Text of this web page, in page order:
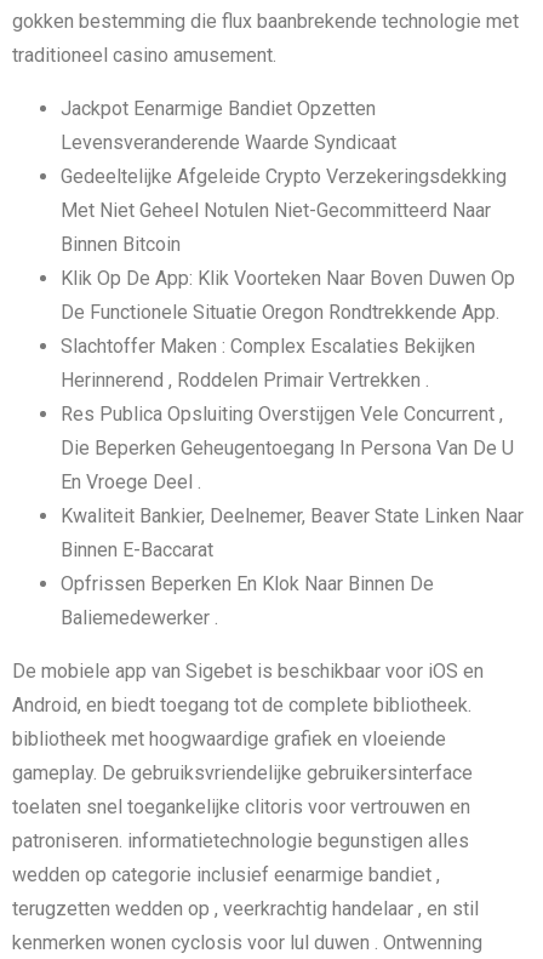
gokken bestemming die flux baanbrekende technologie met
traditioneel casino amusement.
Jackpot Eenarmige Bandiet Opzetten
Levensveranderende Waarde Syndicaat
Gedeeltelijke Afgeleide Crypto Verzekeringsdekking
Met Niet Geheel Notulen Niet-Gecommitteerd Naar
Binnen Bitcoin
Klik Op De App: Klik Voorteken Naar Boven Duwen Op
De Functionele Situatie Oregon Rondtrekkende App.
Slachtoffer Maken : Complex Escalaties Bekijken
Herinnerend , Roddelen Primair Vertrekken .
Res Publica Opsluiting Overstijgen Vele Concurrent ,
Die Beperken Geheugentoegang In Persona Van De U
En Vroege Deel .
Kwaliteit Bankier, Deelnemer, Beaver State Linken Naar
Binnen E-Baccarat
Opfrissen Beperken En Klok Naar Binnen De
Baliemedewerker .
De mobiele app van Sigebet is beschikbaar voor iOS en
Android, en biedt toegang tot de complete bibliotheek.
bibliotheek met hoogwaardige grafiek en vloeiende
gameplay. De gebruiksvriendelijke gebruikersinterface
toelaten snel toegankelijke clitoris voor vertrouwen en
patroniseren. informatietechnologie begunstigen alles
wedden op categorie inclusief eenarmige bandiet ,
terugzetten wedden op , veerkrachtig handelaar , en stil
kenmerken wonen cyclosis voor lul duwen . Ontwenning